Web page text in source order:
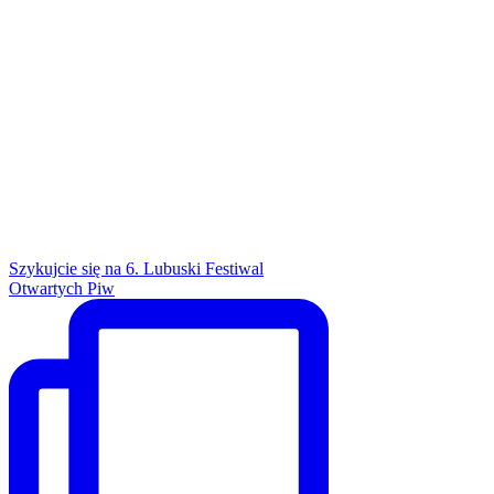
Szykujcie się na 6. Lubuski Festiwal
Otwartych Piw